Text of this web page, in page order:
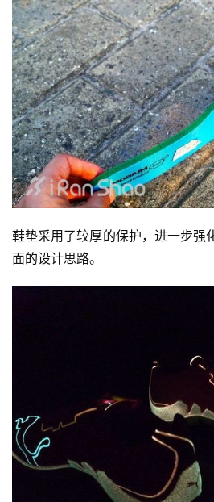
鞋垫采用了较厚的保护，进一步强
面的设计思路。